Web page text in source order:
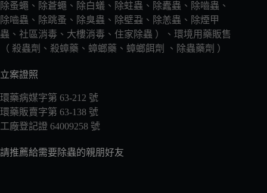
除蚤蠅、除蒼蠅、除白蟻、除蛀蟲、除蠹蟲、除嚙蟲、
除嚙蟲、除跳蚤、除臭蟲、除壁蝨、除恙蟲、除煙甲
蟲、社區消毒、大樓消毒、住家除蟲 ）、環境用藥販售
（ 殺蟲劑、殺蟑藥、蟑螂藥、蟑螂餌劑 、除蟲藥劑 ）
立案證照
環藥病媒字第 63-212 號
環藥販賣字第 63-138 號
工廠登記證 64009258 號
請推薦給需要除蟲的親朋好友